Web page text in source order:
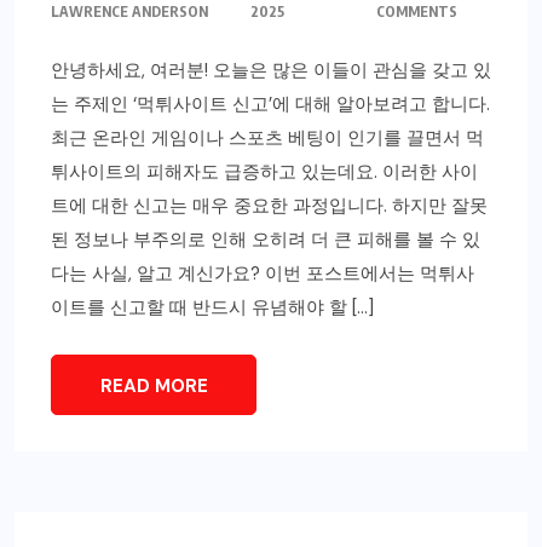
LAWRENCE ANDERSON
2025
COMMENTS
안녕하세요, 여러분! 오늘은 많은 이들이 관심을 갖고 있
는 주제인 ‘먹튀사이트 신고’에 대해 알아보려고 합니다.
최근 온라인 게임이나 스포츠 베팅이 인기를 끌면서 먹
튀사이트의 피해자도 급증하고 있는데요. 이러한 사이
트에 대한 신고는 매우 중요한 과정입니다. 하지만 잘못
된 정보나 부주의로 인해 오히려 더 큰 피해를 볼 수 있
다는 사실, 알고 계신가요? 이번 포스트에서는 먹튀사
이트를 신고할 때 반드시 유념해야 할 […]
READ MORE